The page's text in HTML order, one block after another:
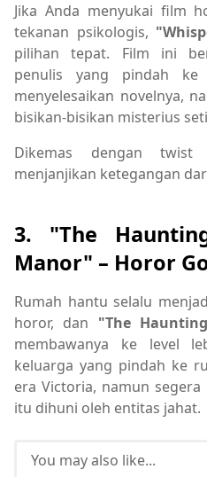
Jika Anda menyukai film
tekanan psikologis,
pilihan tepat. Film ini
penulis yang pindah
menyelesaikan novelnya,
bisikan-bisikan misterius
Dikemas dengan
menjanjikan ketegangan
3. "The
Manor" – Horor
Rumah hantu selalu
horor, dan "The
membawanya ke level
keluarga yang pindah ke
era Victoria, namun
itu dihuni oleh entitas jahat.
You may also like...